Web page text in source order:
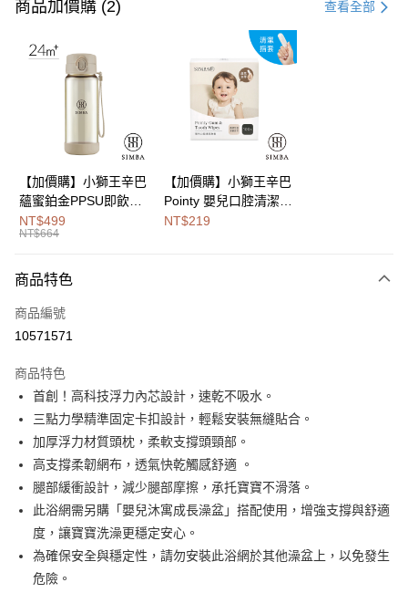
信用卡一次付款
Apple Pay
Google Pay
全盈+PAY
大哥付你分期
【大哥付你分期使用說明】
2.付款方式選擇「大哥付你分期」，訂單成立後會自動跳轉到大哥付的交易
流程，驗證手機門號後，選擇欲分期的期數、繳款截止日，確認付款後即完
3.實際核准額度、可分期數及費用金額請依後續交易確認頁面所載為準。
4.訂單成立30分鐘內，如未前往確認交易或遇審核未通過，訂單將自動取
消。如遇「轉專審核」未通過狀況，表示未達大哥付你分期系統評分，恕無
法說明評估內容。
1.分期款項不併入電信帳單，「大哥付你分期」於每月結算日後寄送繳費提
醒簡訊。
2.透過簡訊連結打開帳單後，可選擇「超商條碼／台灣大直營門市／銀行轉
帳／街口支付／iPASS MONEY」等通路繳費。
【注意事項】
用戶於交易時，得透過本服務購買商品或服務，並由商店將買賣／分期付款
買賣價金債權讓與本公司後，依約使用本公司帳單繳交帳款。
相關說明
【關於「AFTEE先享後付」】
便利好安心！
１．簡單：不需註冊會員、不需綁卡、不需儲值。
２．便利：只要手機號碼，簡訊認證，即可結帳。
３．安心：先確認商品／服務後，再付款。
１．於結帳方式選擇「AFTEE先享後付」後，將跳轉至「AFTEE先享後付」
結帳頁面，進行簡訊認證並確認金額後，即可完成結帳。
２．訂單成立數日內，您將收到繳費通知簡訊。
３．收到繳費通知簡訊後14天內，點擊此簡訊中的連結，可透過四大超商／
ATM／網路銀行／等多元方式進行付款，方視為交易完成。
※ 請注意：結帳手續完成當下不需立刻繳費，但若您需要取消訂單，請聯絡
購買商品的店家。未經商家同意取消之訂單仍視為有效，需透過AFTEE先享
後付繳納相關費用。
相關說明
「Hami Point」為中華電信所提供之點數服務，可於會員專區綁定中華電信
會員帳號後，即可在購物車使用 Hami Point 折抵消費金額 (1點等於1元)。
ATM付款
付款後全家取貨
每筆NT$100，滿NT$999(含以上)免運費
付款後萊爾富取貨
商品加價購 (2) 查看全部
【加價購】小獅王辛巴
蘊蜜鉑金PPSU即飲水
壺400ml
NT$499
NT$664
【加價購】小獅王辛巴
Pointy 嬰兒口腔清潔指
套 (100入)
NT$219
商品特色
商品編號
10571571
商品特色
首創！高科技浮力內芯設計，速乾不吸水。
三點力學精準固定卡扣設計，輕鬆安裝無縫貼合。
加厚浮力材質頭枕，柔軟支撐頭頸部。
高支撐柔韌網布，透氣快乾觸感舒適 。
腿部緩衝設計，減少腿部摩擦，承托寶寶不滑落。
此浴網需另購「嬰兒沐寓成長澡盆」搭配使用，增強支撐與舒適
度，讓寶寶洗澡更穩定安心。
為確保安全與穩定性，請勿安裝此浴網於其他澡盆上，以免發生
危險。